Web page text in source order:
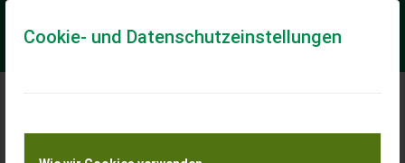
Cookie- und Datenschutzeinstellungen